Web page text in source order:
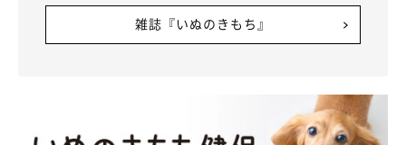
雑誌『いぬのきもち』